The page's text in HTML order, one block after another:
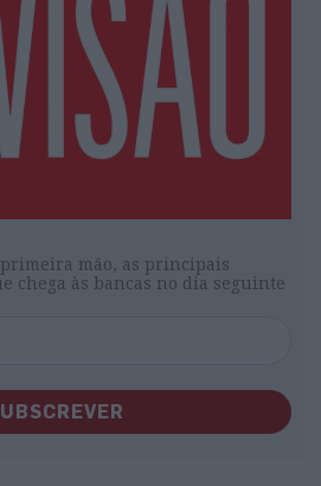
mão, as principais
chega às bancas no dia seguinte